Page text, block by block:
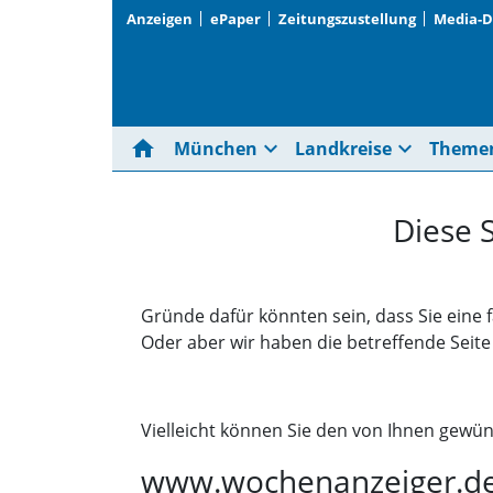
Anzeigen ePaper Zeitungszustellung Media-
home München expand_more Landkreise expand_more
Diese
Gründe dafür könnten sein, dass Sie
Oder aber wir haben die betreffende
Vielleicht können Sie den von Ihnen